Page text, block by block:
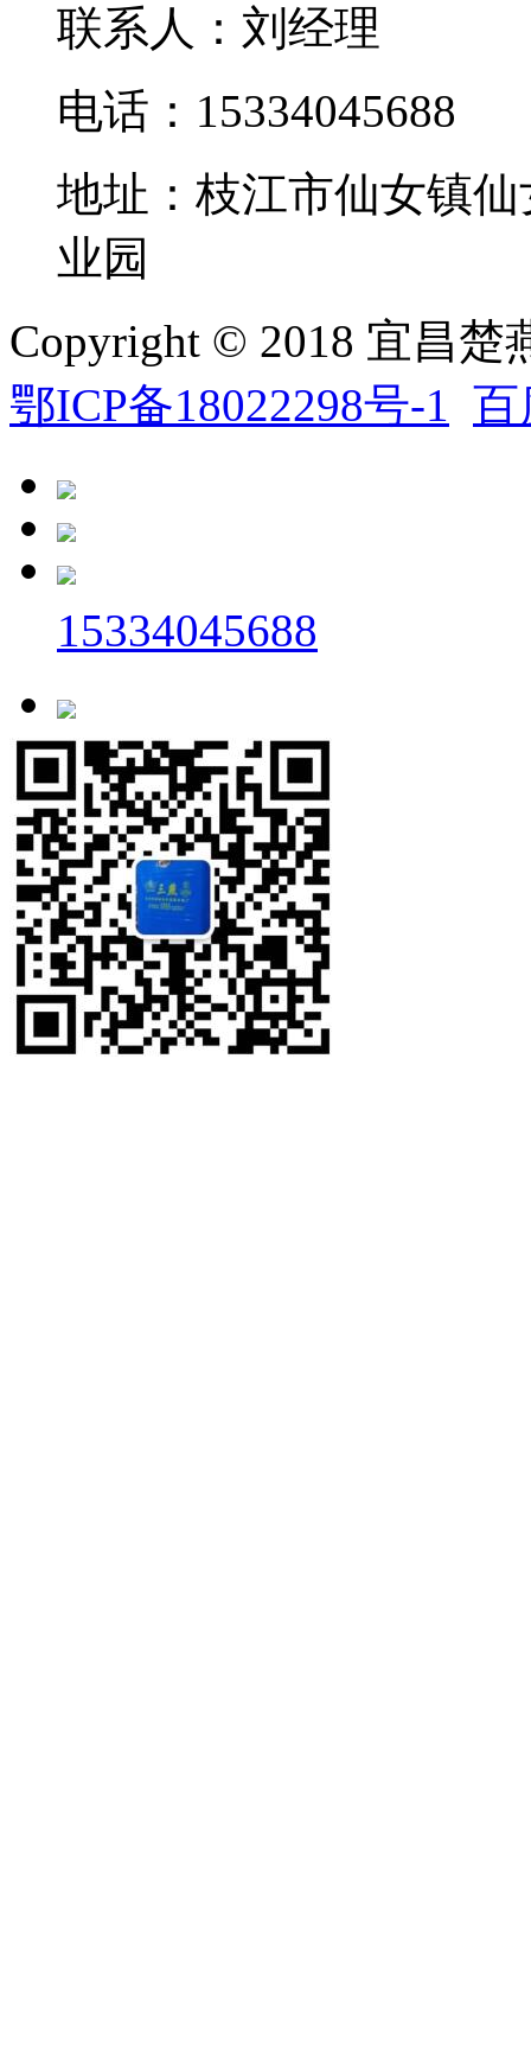
联系人：刘经理
电话：15334045688
地址：枝江市仙女镇
业园
Copyright © 2018 宜昌楚
鄂ICP备18022298号-1 百
15334045688